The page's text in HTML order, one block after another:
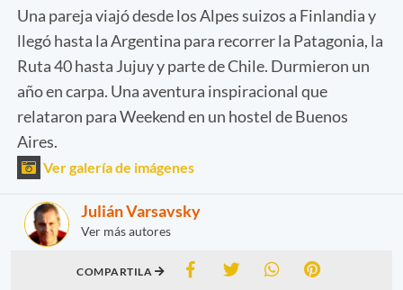
Una pareja viajó desde los Alpes suizos a Finlandia y
llegó hasta la Argentina para recorrer la Patagonia, la
Ruta 40 hasta Jujuy y parte de Chile. Durmieron un
año en carpa. Una aventura inspiracional que
relataron para Weekend en un hostel de Buenos
Aires.
Ver galería de imágenes
Julián Varsavsky
Ver más autores
COMPARTILA